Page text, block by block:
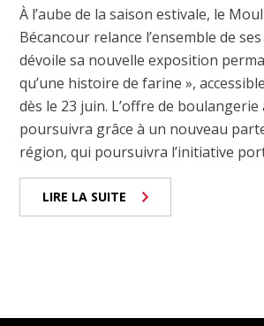
À l’aube de la saison estivale, le
Bécancour relance l’ensemble de
dévoile sa nouvelle exposition
qu’une histoire de farine »,
dès le 23 juin. L’offre de
poursuivra grâce à un nouveau
région, qui poursuivra l’initiative
LIRE LA SUITE